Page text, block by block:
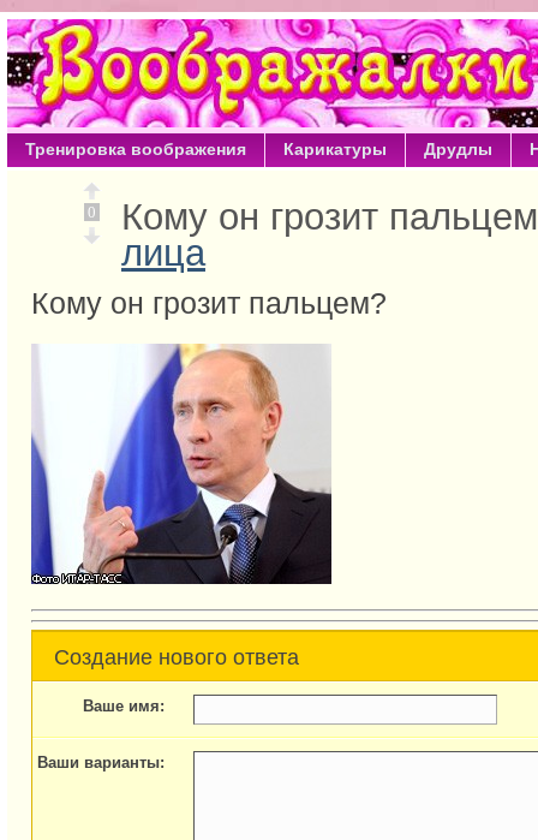
Тренировка воображения Карикатуры Друдлы
0
Кому он грозит
лица
Кому он грозит пальцем?
Создание нового ответа
Ваше имя:
Ваши варианты: